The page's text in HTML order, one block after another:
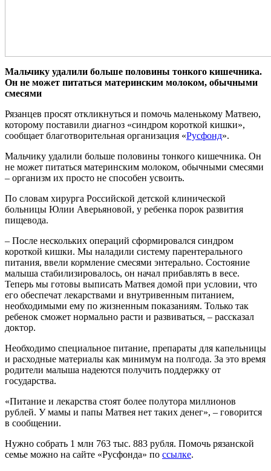
Мальчику удалили больше половины тонкого кишечника.
Он не может питаться материнским молоком, обычными
смесями
Рязанцев просят откликнуться и помочь маленькому Матвею,
которому поставили диагноз «синдром короткой кишки»,
сообщает благотворительная организация «Русфонд».
Мальчику удалили больше половины тонкого кишечника. Он
не может питаться материнским молоком, обычными смесями
– организм их просто не способен усвоить.
По словам хирурга Российской детской клинической
больницы Юлии Аверьяновой, у ребенка порок развития
пищевода.
– После нескольких операций сформировался синдром
короткой кишки. Мы наладили систему парентерального
питания, ввели кормление смесями энтерально. Состояние
малыша стабилизировалось, он начал прибавлять в весе.
Теперь мы готовы выписать Матвея домой при условии, что
его обеспечат лекарствами и внутривенным питанием,
необходимыми ему по жизненным показаниям. Только так
ребенок сможет нормально расти и развиваться, – рассказал
доктор.
Необходимо специальное питание, препараты для капельницы
и расходные материалы как минимум на полгода. За это время
родители малыша надеются получить поддержку от
государства.
«Питание и лекарства стоят более полутора миллионов
рублей. У мамы и папы Матвея нет таких денег», – говорится
в сообщении.
Нужно собрать 1 млн 763 тыс. 883 рубля. Помочь рязанской
семье можно на сайте «Русфонда» по ссылке.